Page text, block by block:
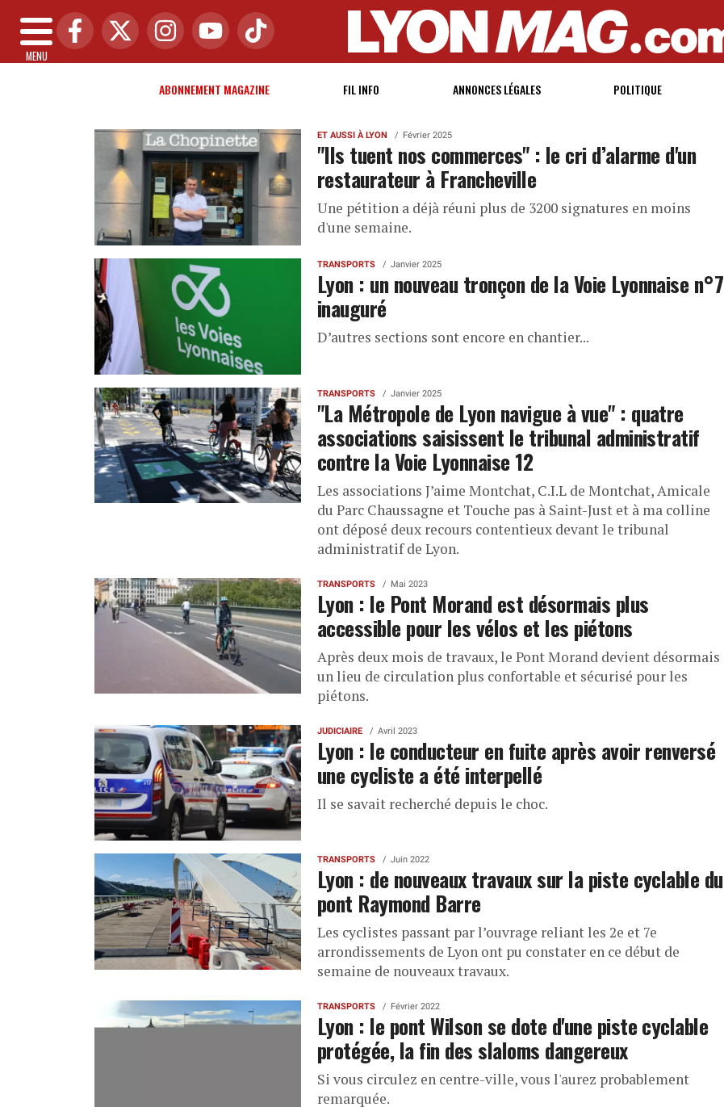
MENU
ABONNEMENT MAGAZINE FIL INFO ANNONCES LÉGALES POLITIQUE
ET AUSSI À LYON Février 2025
"Ils tuent nos commerces" : le cri d’alarme d'un
restaurateur à Francheville
Une pétition a déjà réuni plus de 3200 signatures en moins
d'une semaine.
TRANSPORTS Janvier 2025
Lyon : un nouveau tronçon de la Voie Lyonnaise n°7
inauguré
D’autres sections sont encore en chantier...
TRANSPORTS Janvier 2025
"La Métropole de Lyon navigue à vue" : quatre
associations saisissent le tribunal administratif
contre la Voie Lyonnaise 12
Les associations J’aime Montchat, C.I.L de Montchat, Amicale
du Parc Chaussagne et Touche pas à Saint-Just et à ma colline
ont déposé deux recours contentieux devant le tribunal
administratif de Lyon.
TRANSPORTS Mai 2023
Lyon : le Pont Morand est désormais plus
accessible pour les vélos et les piétons
Après deux mois de travaux, le Pont Morand devient désormais
un lieu de circulation plus confortable et sécurisé pour les
piétons.
JUDICIAIRE Avril 2023
Lyon : le conducteur en fuite après avoir renversé
une cycliste a été interpellé
Il se savait recherché depuis le choc.
TRANSPORTS Juin 2022
Lyon : de nouveaux travaux sur la piste cyclable du
pont Raymond Barre
Les cyclistes passant par l’ouvrage reliant les 2e et 7e
arrondissements de Lyon ont pu constater en ce début de
semaine de nouveaux travaux.
TRANSPORTS Février 2022
Lyon : le pont Wilson se dote d'une piste cyclable
protégée, la fin des slaloms dangereux
Si vous circulez en centre-ville, vous l'aurez probablement
remarquée.